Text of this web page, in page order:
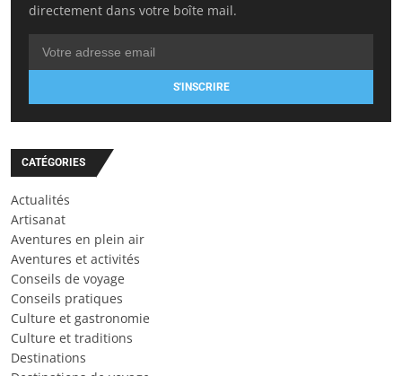
directement dans votre boîte mail.
S'INSCRIRE
CATÉGORIES
Actualités
Artisanat
Aventures en plein air
Aventures et activités
Conseils de voyage
Conseils pratiques
Culture et gastronomie
Culture et traditions
Destinations